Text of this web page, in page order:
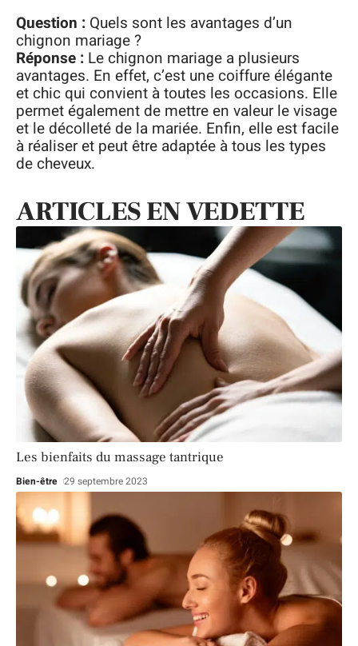
Question : Quels sont les avantages d’un
chignon mariage ?
Réponse : Le chignon mariage a plusieurs
avantages. En effet, c’est une coiffure élégante
et chic qui convient à toutes les occasions. Elle
permet également de mettre en valeur le visage
et le décolleté de la mariée. Enfin, elle est facile
à réaliser et peut être adaptée à tous les types
de cheveux.
ARTICLES EN VEDETTE
Les bienfaits du massage tantrique
Bien-être 29 septembre 2023